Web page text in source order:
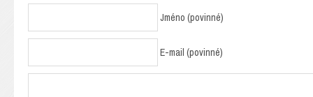
Jméno (povinné)
E-mail (povinné)